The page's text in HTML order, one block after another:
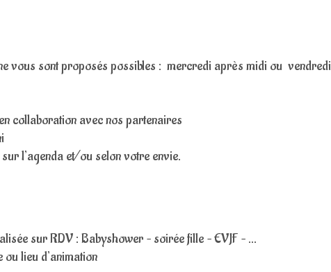
vous sont proposés possibles : mercredi après midi ou vendredi
collaboration avec nos partenaires
l’agenda et/ou selon votre envie.
sur RDV : Babyshower – soirée fille – EVJF – …
lieu d’animation